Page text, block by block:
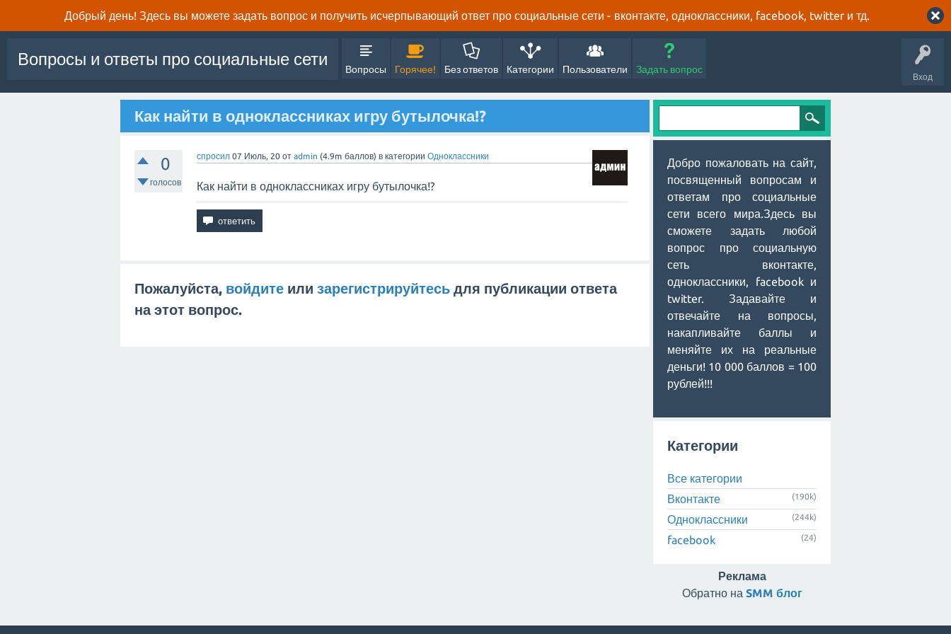
Добрый день! Здесь вы можете задать вопрос и получить исчерпывающий ответ про социальные сети - вконтакте, одноклассники, facebook, twitter и тд.
Вход
Вопросы и ответы про социальные сети
Вопросы Горячее! Без ответов Категории Пользователи Задать вопрос
Как найти в одноклассниках игру бутылочка!?
0
голосов
спросил 07 Июль, 20 от admin (4.9m баллов) в категории Одноклассники
Как найти в одноклассниках игру бутылочка!?
Пожалуйста, войдите или зарегистрируйтесь для публикации ответа
на этот вопрос.
Добро пожаловать на сайт,
посвященный вопросам и
ответам про социальные
сети всего мира.Здесь вы
сможете задать любой
вопрос про социальную
сеть вконтакте,
одноклассники, facebook и
twitter. Задавайте и
отвечайте на вопросы,
накапливайте баллы и
меняйте их на реальные
деньги! 10 000 баллов = 100
рублей!!!
Категории
Все категории
Вконтакте
(190k)
Одноклассники (244k)
facebook (24)
Реклама
Обратно на SMM блог